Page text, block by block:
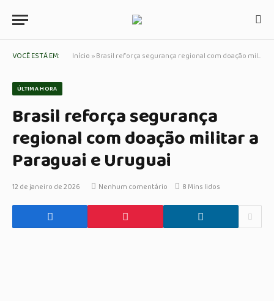
VOCÊ ESTÁ EM: Início »Brasil reforça segurança regional com doação militar a Paraguai e Uruguai
ÚLTIMA HORA
Brasil reforça segurança
regional com doação militar a
Paraguai e Uruguai
12 de janeiro de 2026 Nenhum comentário 8 Mins lidos